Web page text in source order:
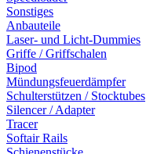
Sonstiges
Anbauteile
Laser- und Licht-Dummies
Griffe / Griffschalen
Bipod
Mündungsfeuerdämpfer
Schulterstützen / Stocktubes
Silencer / Adapter
Tracer
Softair Rails